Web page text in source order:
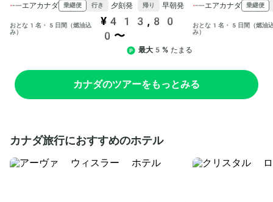
エアカナダ
乗継便 行き 夕刻発 帰り 早朝発
おとな1名・5日間（燃油込
み）
¥413,80
0〜
最大5% たまる
エアカナダ
乗継便
おとな1名・5日間（燃油
み）
カナダのツアーをもっとみる
カナダ旅行におすすめのホテル